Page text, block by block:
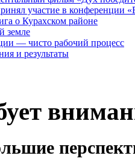
участие в конференции
о Курахском районе
земле
— чисто рабочий процесс
и результаты